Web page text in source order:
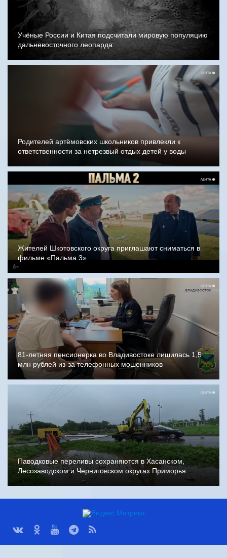
Учёные России и Китая подсчитали мировую популяцию
дальневосточного леопарда
Родителей артёмовских школьников привлекли к
ответственности за нетрезвый отдых детей у воды
Жителей Шкотовского округа приглашают сниматься в
фильме «Пальма 3»
81-летняя пенсионерка во Владивостоке лишилась 1,5
млн рублей из-за телефонных мошенников
Паводковые переливы сохраняются в Хасанском,
Лесозаводском и Черниговском округах Приморья